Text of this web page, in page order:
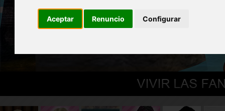
Aceptar Renuncio Configurar